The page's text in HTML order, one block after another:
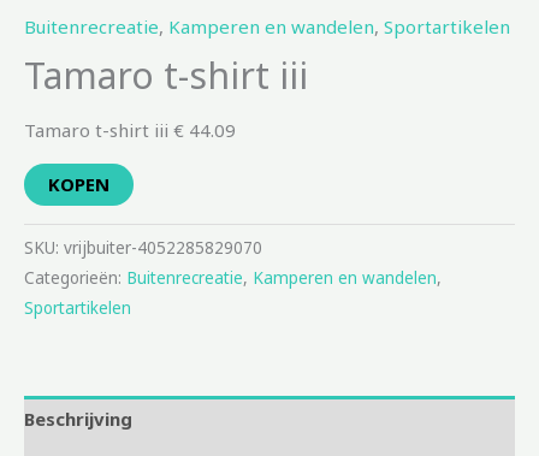
Buitenrecreatie, Kamperen en wandelen, Sportartikelen
Tamaro t-shirt iii
Tamaro t-shirt iii € 44.09
KOPEN
SKU: vrijbuiter-4052285829070
Categorieën: Buitenrecreatie, Kamperen en wandelen,
Sportartikelen
Beschrijving